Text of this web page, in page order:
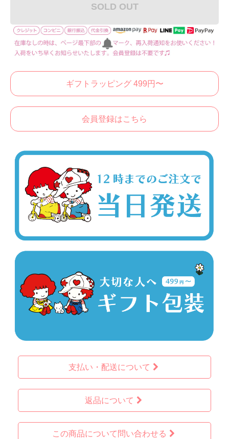
SOLD OUT
ギフトラッピング 499円〜
会員登録はこちら
支払い・配送について
返品について
この商品について問い合わせる